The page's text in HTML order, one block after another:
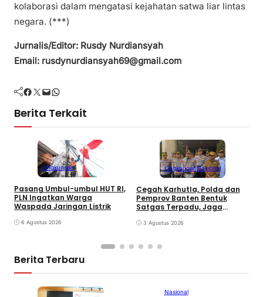
kolaborasi dalam mengatasi kejahatan satwa liar lintas
negara. (***)
Jurnalis/Editor: Rusdy Nurdiansyah
Email: rusdynurdiansyah69@gmail.com
Facebook Twitter Mail WhatsApp
Berita Terkait
Lingkungan
Pasang Umbul-umbul HUT RI,
PLN Ingatkan Warga
Waspada Jaringan Listrik
6 Agustus 2026
LingkunganNasional
Cegah Karhutla, Polda dan
Pemprov Banten Bentuk
Satgas Terpadu, Jaga
3 Agustus 2026
Berita Terbaru
Nasional